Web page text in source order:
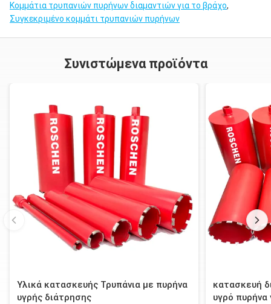
Κομμάτια τρυπανιών πυρήνων διαμαντιών για το βράχο,
Συγκεκριμένο κομμάτι τρυπανιών πυρήνων
Συνιστώμενα προϊόντα
Υλικά κατασκευής Τρυπάνια με πυρήνα
υγρής διάτρησης
κατασκευή
υγρό